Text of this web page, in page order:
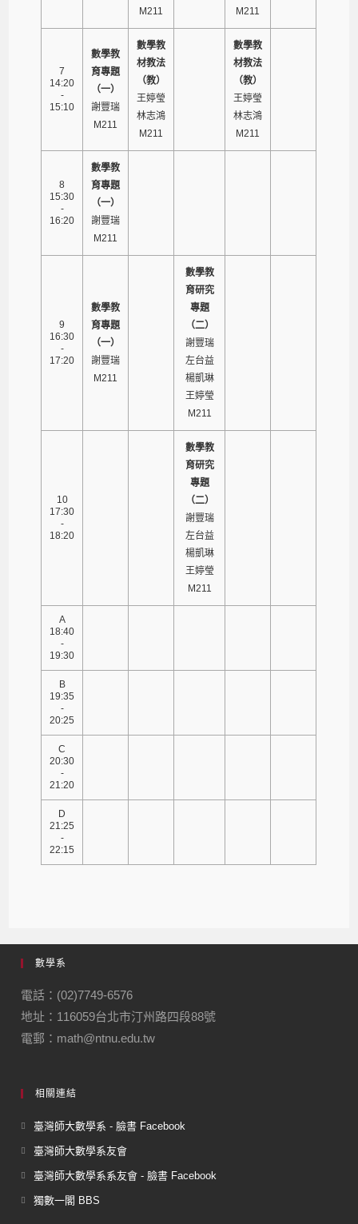
M211
M211
7
14:20
-
15:10
數學教
育專題
（一）
謝豐瑞
M211
數學教
材教法
（教）
王婷瑩
林志鴻
M211
數學教
材教法
（教）
王婷瑩
林志鴻
M211
8
15:30
-
16:20
數學教
育專題
（一）
謝豐瑞
M211
9
16:30
-
17:20
數學教
育專題
（一）
謝豐瑞
M211
數學教
育研究
專題
（二）
謝豐瑞
左台益
楊凱琳
王婷瑩
M211
10
17:30
-
18:20
數學教
育研究
專題
（二）
謝豐瑞
左台益
楊凱琳
王婷瑩
M211
A
18:40
-
19:30
B
19:35
-
20:25
C
20:30
-
21:20
D
21:25
-
22:15
數學系
電話：(02)7749-6576
地址：116059台北市汀州路四段88號
電郵：math@ntnu.edu.tw
相關連結
臺灣師大數學系 - 臉書 Facebook
臺灣師大數學系友會
臺灣師大數學系系友會 - 臉書 Facebook
獨數一閣 BBS